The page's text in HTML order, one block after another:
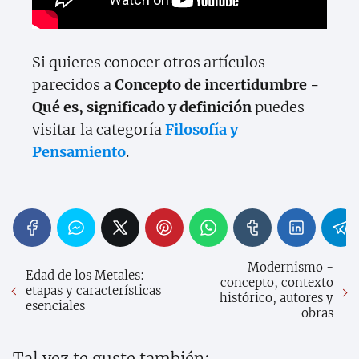
Si quieres conocer otros artículos
parecidos aConcepto de incertidumbre -
Qué es, significado y definiciónpuedes
visitar la categoríaFilosofía y
Pensamiento.
Edad de los Metales:
etapas y características
esenciales
Modernismo -
concepto, contexto
histórico, autores y
obras